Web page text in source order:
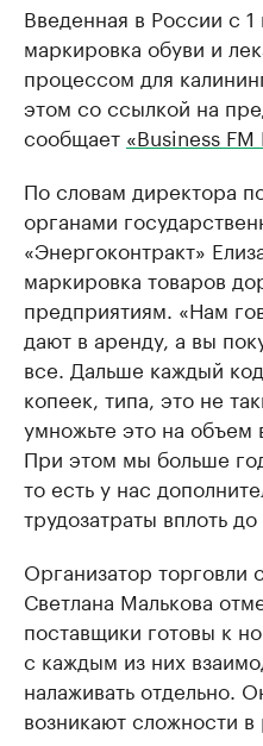
Введенная в России с 1
маркировка обуви и
процессом для
этом со ссылкой на
сообщает «Business
По словам директора
органами
«Энергоконтракт»
маркировка товаров
предприятиям. «Нам
дают в аренду, а вы
все. Дальше каждый
копеек, типа, это не
умножьте это на объем
При этом мы больше
то есть у нас
трудозатраты вплоть
Организатор торговли
Светлана Малькова
поставщики готовы к
с каждым из них
налаживать отдельно.
возникают сложности